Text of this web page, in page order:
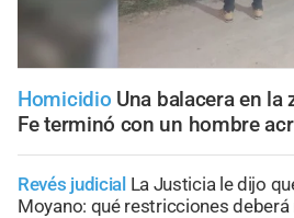
Homicidio Una balacera en la
Fe terminó con un hombre
Revés judicial La Justicia le dijo
Moyano: qué restricciones deberá